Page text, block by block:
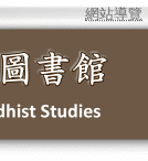
網站導覽